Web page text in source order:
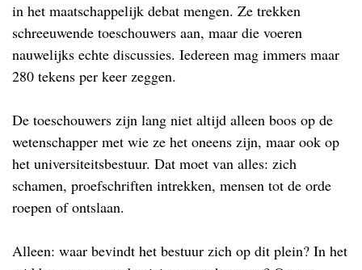
in het maatschappelijk debat mengen. Ze trekken
schreeuwende toeschouwers aan, maar die voeren
nauwelijks echte discussies. Iedereen mag immers maar
280 tekens per keer zeggen.
De toeschouwers zijn lang niet altijd alleen boos op de
wetenschapper met wie ze het oneens zijn, maar ook op
het universiteitsbestuur. Dat moet van alles: zich
schamen, proefschriften intrekken, mensen tot de orde
roepen of ontslaan.
Alleen: waar bevindt het bestuur zich op dit plein? In het